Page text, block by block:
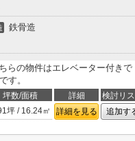
鉄骨造
らの物件はエレベーター付きで
す。
坪数/面積 詳細
検討リス
坪 / 16.24㎡ 詳細を見る 追加す